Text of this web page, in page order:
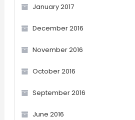
January 2017
December 2016
November 2016
October 2016
September 2016
June 2016